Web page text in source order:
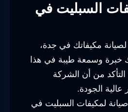
السبليت في
مكيفاتك في جدة،
خبرة وسمعة طيبة في هذا
من أن الشركة
الجودة.
لمكيفات السبليت في